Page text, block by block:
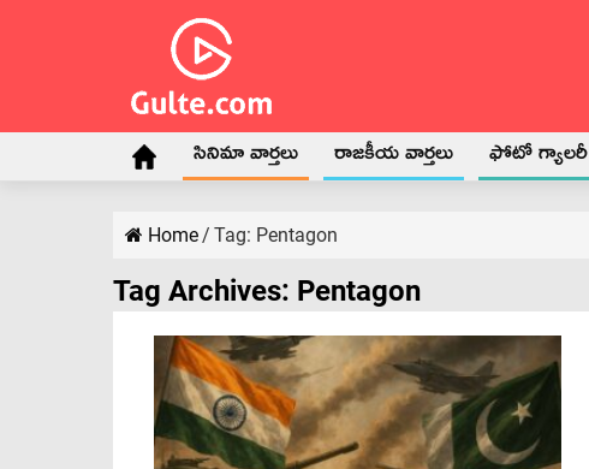
సినిమా వార్తలు రాజకీయ వార్తలు ఫోటో గ్యాలరీ
Home/ Tag: Pentagon
Tag Archives: Pentagon